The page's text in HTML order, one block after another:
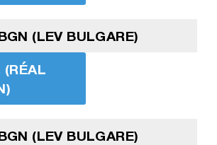
(LEV BULGARE)
(RÉAL
(LEV BULGARE)